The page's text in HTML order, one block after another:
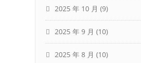
2025 年 10 月 (9)
2025 年 9 月 (10)
2025 年 8 月 (10)